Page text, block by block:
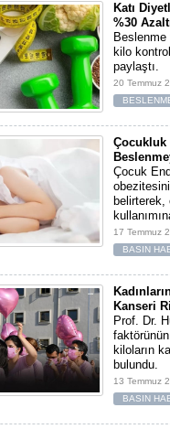
Katı
%30
kilo
paylaştı.
20 Temmuz
Çocukluk
Çocuk
17 Temmuz
BASIN
Kanseri
Prof. Dr.
kiloların
bulundu.
13 Temmuz
BASIN